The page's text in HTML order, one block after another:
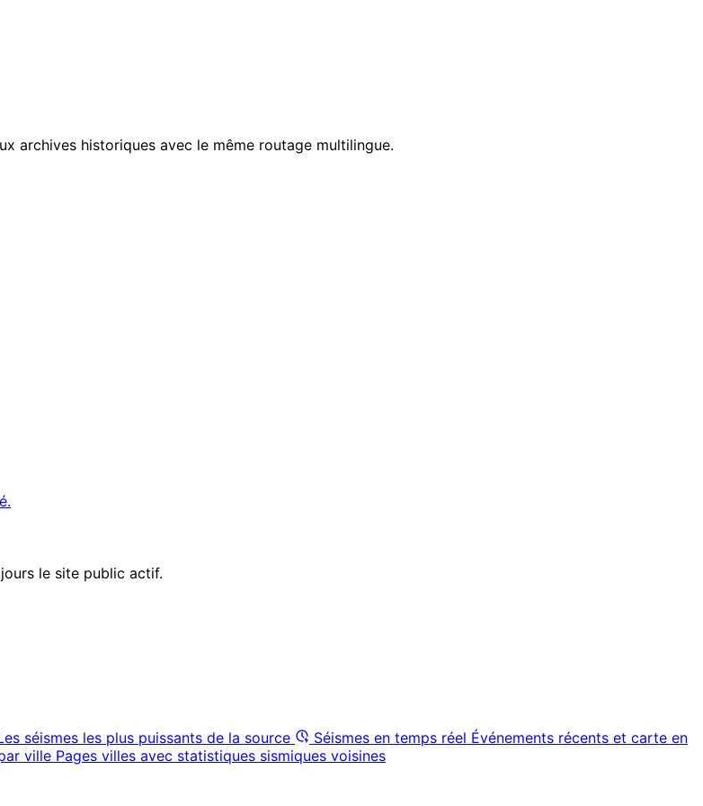
archives historiques avec le même routage multilingue.
le site public actif.
séismes les plus puissants de la source Séismes en temps réel Événements récents et carte en
ville Pages villes avec statistiques sismiques voisines